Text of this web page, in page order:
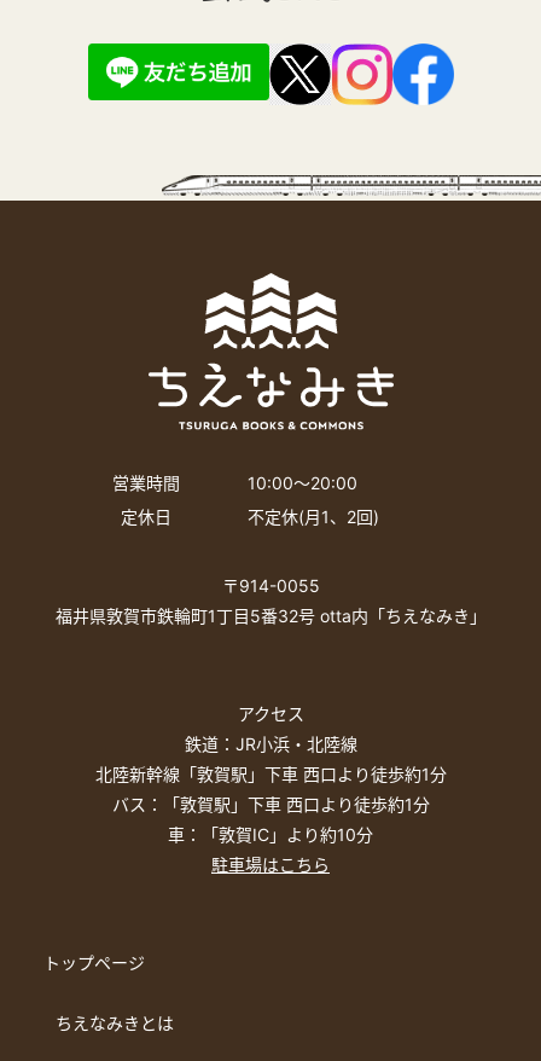
営業時間
10:00〜20:00
定休日
不定休(月1、2回)
〒914-0055
福井県敦賀市鉄輪町1丁目5番32号 otta内「ちえなみき」
アクセス
鉄道：JR小浜・北陸線
北陸新幹線「敦賀駅」下車 西口より徒歩約1分
バス：「敦賀駅」下車 西口より徒歩約1分
車：「敦賀IC」より約10分
駐車場はこちら
トップページ
ちえなみきとは